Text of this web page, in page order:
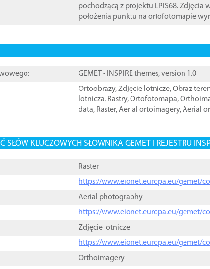
pochodzącą z projektu LPIS68. Zdjęcia
położenia punktu na ortofotomapie
GEMET - INSPIRE themes, version 1.0
Ortoobrazy,Zdjęcie lotnicze,Obraz
lotnicza, Rastry,Ortofotomapa,
data, Raster,Aerial ortoimagery,Aerial
SŁÓW KLUCZOWYCH SŁOWNIKA GEMET I REJESTRU
Raster
https://www.eionet.europa.eu/gemet/
Aerial photography
https://www.eionet.europa.eu/gemet/
Zdjęcie lotnicze
https://www.eionet.europa.eu/gemet/
Orthoimagery